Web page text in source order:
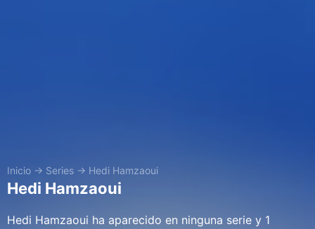
Inicio → Series → Hedi Hamzaoui
Hedi Hamzaoui
Hedi Hamzaoui ha aparecido en ninguna serie y 1